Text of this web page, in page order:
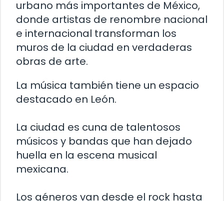
urbano más importantes de México,
donde artistas de renombre nacional
e internacional transforman los
muros de la ciudad en verdaderas
obras de arte.
La música también tiene un espacio
destacado en León.
La ciudad es cuna de talentosos
músicos y bandas que han dejado
huella en la escena musical
mexicana.
Los géneros van desde el rock hasta